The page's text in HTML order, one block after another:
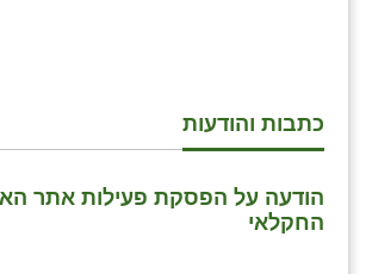
כתבות והודעות
הודעה על הפסקת פעילות אתר
החקלאי